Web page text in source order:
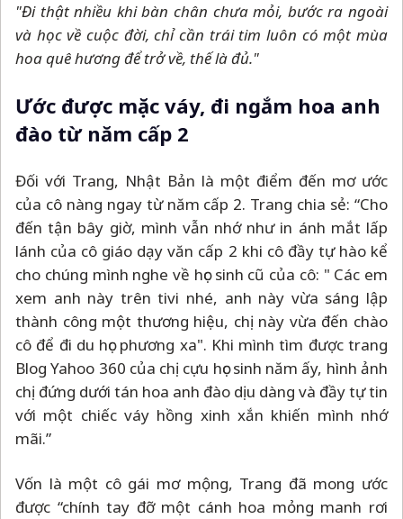
"Đi thật nhiều khi bàn chân chưa mỏi, bước ra ngoài
và học về cuộc đời, chỉ cần trái tim luôn có một mùa
hoa quê hương để trở về, thế là đủ."
Ước được mặc váy, đi ngắm hoa anh
đào từ năm cấp 2
Đối với Trang, Nhật Bản là một điểm đến mơ ước
của cô nàng ngay từ năm cấp 2. Trang chia sẻ: “Cho
đến tận bây giờ, mình vẫn nhớ như in ánh mắt lấp
lánh của cô giáo dạy văn cấp 2 khi cô đầy tự hào kể
cho chúng mình nghe về học sinh cũ của cô: " Các em
xem anh này trên tivi nhé, anh này vừa sáng lập
thành công một thương hiệu, chị này vừa đến chào
cô để đi du học phương xa". Khi mình tìm được trang
Blog Yahoo 360 của chị cựu học sinh năm ấy, hình ảnh
chị đứng dưới tán hoa anh đào dịu dàng và đầy tự tin
với một chiếc váy hồng xinh xắn khiến mình nhớ
mãi.”
Vốn là một cô gái mơ mộng, Trang đã mong ước
được “chính tay đỡ một cánh hoa mỏng manh rơi